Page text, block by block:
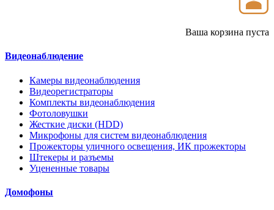
Ваша корзина пуста
Видеонаблюдение
Камеры видеонаблюдения
Видеорегистраторы
Комплекты видеонаблюдения
Фотоловушки
Жесткие диски (HDD)
Микрофоны для систем видеонаблюдения
Прожекторы уличного освещения, ИК прожекторы
Штекеры и разъемы
Уцененные товары
Домофоны